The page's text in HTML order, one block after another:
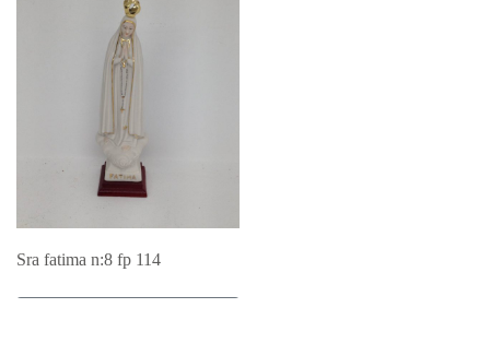
Sra fatima n:8 fp 114